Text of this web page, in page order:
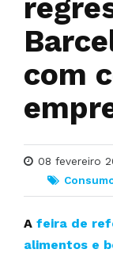
com
08 fevereiro
A feira de
alimentos e